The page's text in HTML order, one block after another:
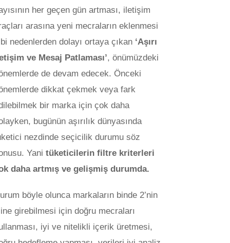
her geçen gün artması, iletişim
arasına yeni mecraların eklenmesi
nedenlerden dolayı ortaya çıkan ‘Aşırı
ve Mesaj Patlaması’, önümüzdeki
de devam edecek. Önceki
dikkat çekmek veya fark
bir marka için çok daha
bugünün aşırılık dünyasında
nezdinde seçicilik durumu söz
Yani tüketicilerin filtre kriterleri
daha artmış ve gelişmiş durumda.
böyle olunca markaların binde 2’nin
girebilmesi için doğru mecraları
iyi ve nitelikli içerik üretmesi,